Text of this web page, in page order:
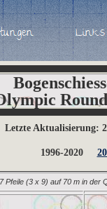
Letzte Aktualisierung:
1996-2020
Pfeile (3 x 9) auf 70 m in der